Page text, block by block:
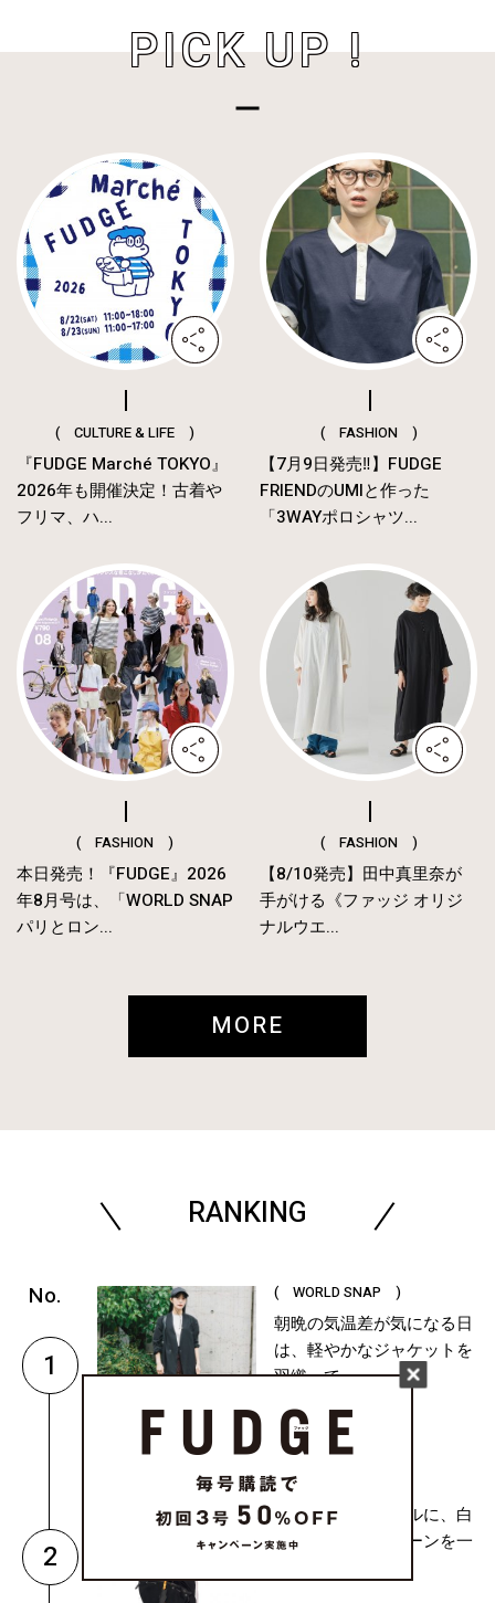
PICK UP !
( CULTURE & LIFE )
『FUDGE Marché TOKYO』
2026年も開催決定！古着や
フリマ、ハ...
( FASHION )
【7月9日発売‼︎】FUDGE
FRIENDのUMIと作った
「3WAYポロシャツ...
( FASHION )
本日発売！『FUDGE』2026
年8月号は、「WORLD SNAP
パリとロン...
( FASHION )
【8/10発売】田中真里奈が
手がける《ファッジ オリジ
ナルウエ...
MORE
RANKING
1
( WORLD SNAP )
朝晩の気温差が気になる日
は、軽やかなジャケットを
羽織って...
2
( FASHION )
黒のオーバーオールに、白
を一巻き。モノトーンを一